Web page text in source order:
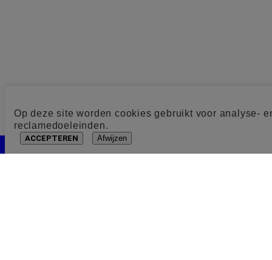
Op deze site worden cookies gebruikt voor analyse-
reclamedoeleinden.
ACCEPTEREN Afwijzen
Cookie toestemming